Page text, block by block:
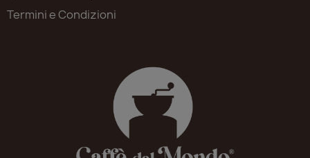
Termini e Condizioni